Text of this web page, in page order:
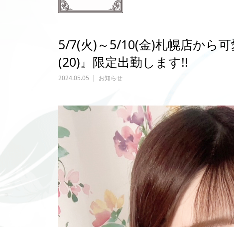
5/7(火)～5/10(金)札幌店から
(20)』限定出勤します!!
2024.05.05 お知らせ